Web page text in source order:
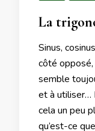
La
Sinus,
côté
semble
et à utiliser…
cela un peu
qu’est-ce